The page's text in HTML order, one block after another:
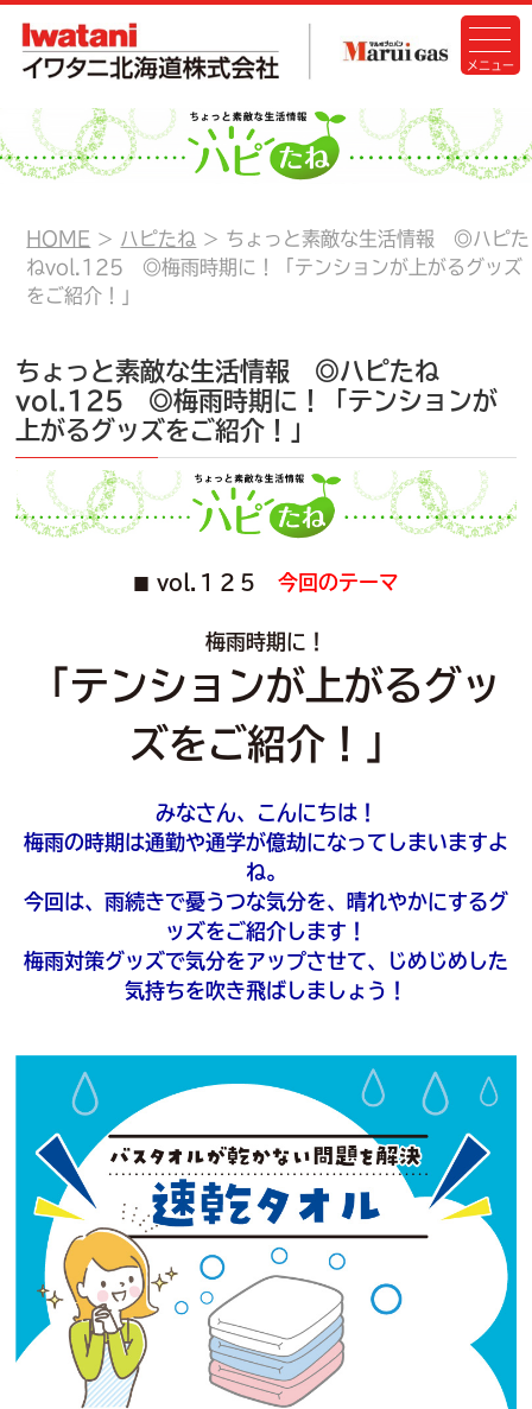
HOME ハピたね
ちょっと素敵な生活情報 ◎ハピた
ねvol.125 ◎梅雨時期に！「テンションが上がるグッズ
をご紹介！」
ちょっと素敵な生活情報 ◎ハピたね
vol.125 ◎梅雨時期に！「テンションが
上がるグッズをご紹介！」
vol.１２５ 今回のテーマ
梅雨時期に！
「テンションが上がるグッ
ズをご紹介！」
みなさん、こんにちは！
梅雨の時期は通勤や通学が億劫になってしまいますよ
ね。
今回は、雨続きで憂うつな気分を、晴れやかにするグ
ッズをご紹介します！
梅雨対策グッズで気分をアップさせて、じめじめした
気持ちを吹き飛ばしましょう！